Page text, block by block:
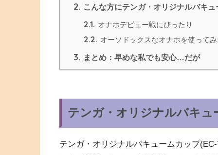
2. こんな方にテンガ・オリジナルバキ
2.1. オナホデビュー戦にぴったり
2.2. オーソドックスなオナホを使って
3. まとめ：早めな私でも安心…だが
テンガ・オリジナルバキュ
テンガ・オリジナルバキュームカップ